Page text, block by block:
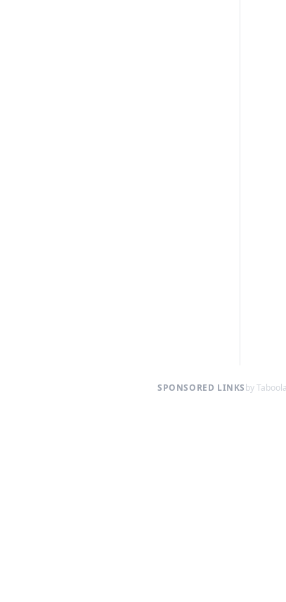
SPONSORED LINKSby Taboola